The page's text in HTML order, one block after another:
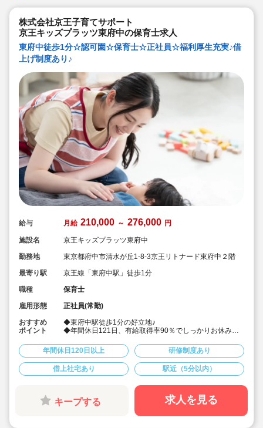
株式会社京王子育てサポート
京王キッズプラッツ東府中の保育士求人
東府中徒歩1分☆認可園☆保育士☆正社員☆福利厚生充実♪借
上げ制度あり♪
給与 月給 210,000 ～ 276,000 円
施設名
京王キッズプラッツ東府中
勤務地
東京都府中市清水が丘1-8-3京王リトナード東府中２階
最寄り駅
京王線「東府中駅」徒歩1分
職種
保育士
雇用形態
正社員(常勤)
おすすめ
ポイント
◆東府中駅徒歩1分の好立地♪
◆年間休日121日、有給取得率90％でしっかりお休みと
◆宿舎借り上げ制度利用可♪
◆「ぬくもり保育」「自然とのふれあい」「食へのこだ
わり」を大事に保育してます
◆手厚い福利厚生があり、長く働ける環境です♪
年間休日120日以上 研修制度あり
借上社宅あり 駅近（5分以内）
キープする 求人を見る